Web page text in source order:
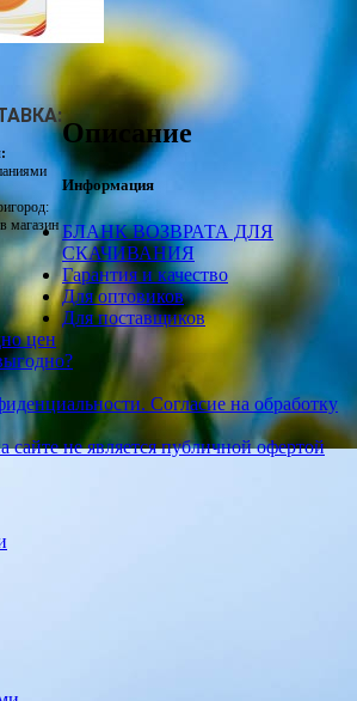
магазин
Описание
Информация
БЛАНК ВОЗВРАТА ДЛЯ
СКАЧИВАНИЯ
Гарантия и качество
Для оптовиков
Для поставщиков
цен
Согласие на обработку
не является публичной офертой